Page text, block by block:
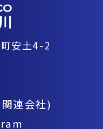
安土4-2
連会社)